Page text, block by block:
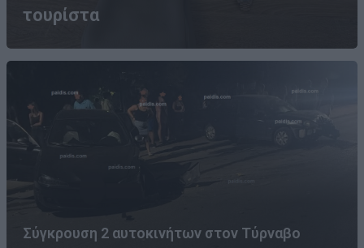
τουρίστα
Σύγκρουση 2 αυτοκινήτων στον Τύρναβο